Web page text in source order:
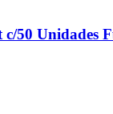
50 Unidades